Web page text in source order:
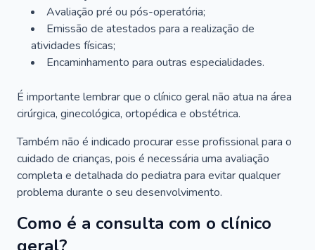
Avaliação pré ou pós-operatória;
Emissão de atestados para a realização de
atividades físicas;
Encaminhamento para outras especialidades.
É importante lembrar que o clínico geral não atua na área
cirúrgica, ginecológica, ortopédica e obstétrica.
Também não é indicado procurar esse profissional para o
cuidado de crianças, pois é necessária uma avaliação
completa e detalhada do pediatra para evitar qualquer
problema durante o seu desenvolvimento.
Como é a consulta com o clínico